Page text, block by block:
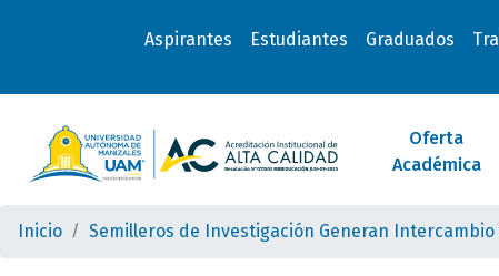
Aspirantes Estudiantes Graduados
Oferta
Académica
Inicio Semilleros de Investigación Generan